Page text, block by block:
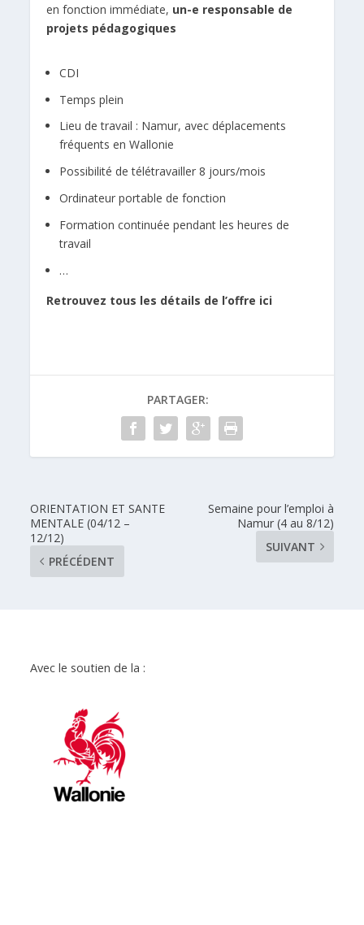
en fonction immédiate, un-e responsable de
projets pédagogiques
CDI
Temps plein
Lieu de travail : Namur, avec déplacements
fréquents en Wallonie
Possibilité de télétravailler 8 jours/mois
Ordinateur portable de fonction
Formation continuée pendant les heures de
travail
…
Retrouvez tous les détails de l’offre ici
PARTAGER:
ORIENTATION ET SANTE
MENTALE (04/12 –
12/12)
PRÉCÉDENT
Semaine pour l’emploi à
Namur (4 au 8/12)
SUIVANT
Avec le soutien de la :